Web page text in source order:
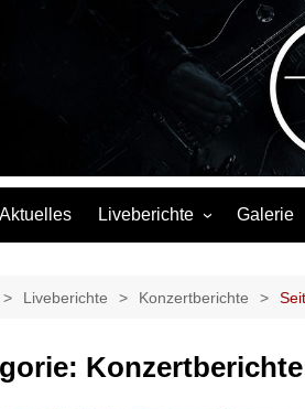
das Wellen schlägt. Konzerte,
Aktuelles Liveberichte
Festivalberichte
Highlights
Galerie
Liveberichte Konzertberichte
Konzertberichte